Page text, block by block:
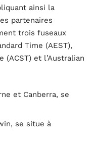
ainsi la
partenaires
trois fuseaux
Time (AEST),
(ACST) et l’Australian
et Canberra, se
se situe à